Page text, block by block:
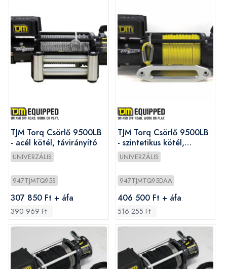
TJM Torq Csörlő 9500LB
- acél kötél, távirányító
UNIVERZÁLIS
947TJMTQ95S
307 850 Ft + áfa
390 969 Ft
TJM Torq Csörlő 9500LB
- szintetikus kötél,
távirányító
UNIVERZÁLIS
947TJMTQ95DAA
406 500 Ft + áfa
516 255 Ft